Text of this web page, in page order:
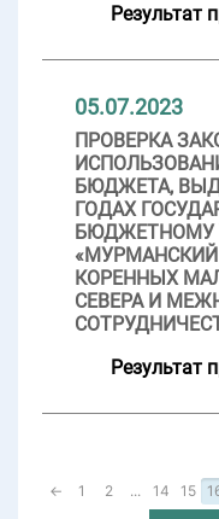
Результат
05.07.2023
ПРОВЕРКА
БЮДЖЕТА,
ГОДАХ
БЮДЖЕТНОМУ
КОРЕННЫХ
СЕВЕРА И
Результат
← 1 2 ... 14 15